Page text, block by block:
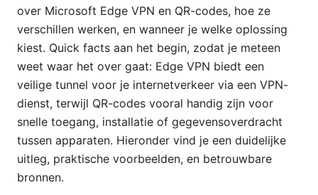
over Microsoft Edge VPN en QR-codes, hoe ze
verschillen werken, en wanneer je welke oplossing
kiest. Quick facts aan het begin, zodat je meteen
weet waar het over gaat: Edge VPN biedt een
veilige tunnel voor je internetverkeer via een VPN-
dienst, terwijl QR-codes vooral handig zijn voor
snelle toegang, installatie of gegevensoverdracht
tussen apparaten. Hieronder vind je een duidelijke
uitleg, praktische voorbeelden, en betrouwbare
bronnen.